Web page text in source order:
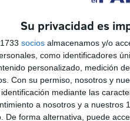
Su privacidad es
socios almacenamos y/o
como identificadores
personalizado, medición
Con su permiso, nosotros y
mediante las
a nosotros y a nuestros
De forma alternativa, puede
un trabajo fuerte en poco
ido recabando de lo que ya